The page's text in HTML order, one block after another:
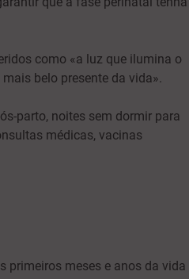
como «a luz que ilumina o
belo presente da vida».
parto, noites sem dormir para
médicas, vacinas
primeiros meses e anos da vida